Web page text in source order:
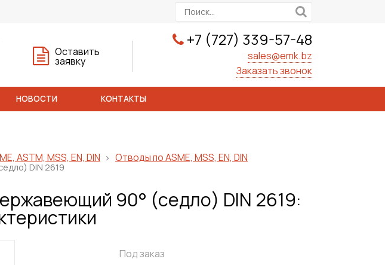
+7 (727) 339-57-48
sales@emk.bz
Заказать звонок
Оставить
заявку
НОВОСТИ КОНТАКТЫ
ASTM, MSS, EN, DIN Отводы по ASME, MSS, EN, DIN
DIN 2619
90° (седло) DIN 2619:
Под заказ